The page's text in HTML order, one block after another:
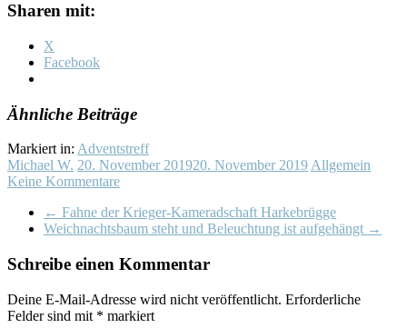
Sharen mit:
X
Facebook
Ähnliche Beiträge
Markiert in: Adventstreff
Michael W. 20. November 201920. November 2019Allgemein
Keine Kommentare
← Fahne der Krieger-Kameradschaft Harkebrügge
Weichnachtsbaum steht und Beleuchtung ist aufgehängt →
Schreibe einen Kommentar
Deine E-Mail-Adresse wird nicht veröffentlicht. Erforderliche
Felder sind mit * markiert